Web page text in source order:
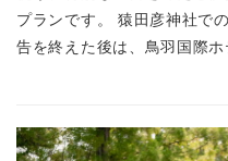
プランです。 猿田彦神社で
告を終えた後は、鳥羽国際